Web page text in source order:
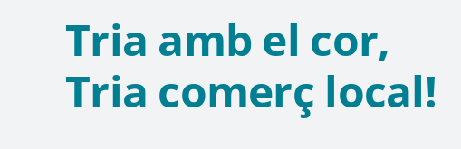
Tria amb el cor,
Tria comerç local!